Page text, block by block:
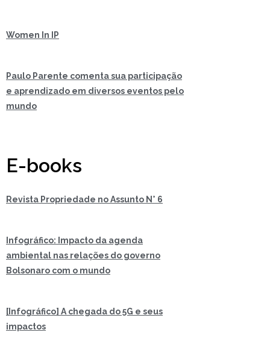
Women In IP
Paulo Parente comenta sua participação
e aprendizado em diversos eventos pelo
mundo
E-books
Revista Propriedade no Assunto N° 6
Infográfico: Impacto da agenda
ambiental nas relações do governo
Bolsonaro com o mundo
[Infográfico] A chegada do 5G e seus
impactos